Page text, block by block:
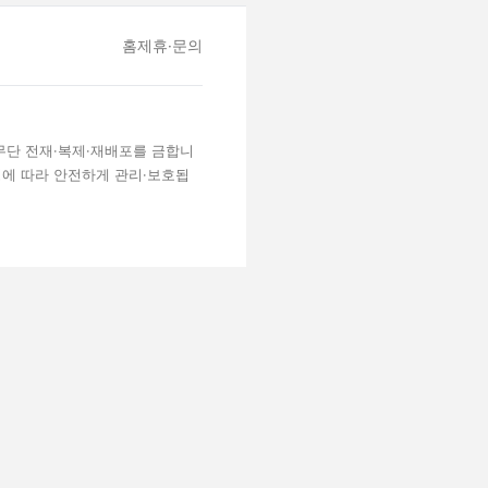
홈제휴·문의
전재·복제·재배포를 금합니
따라 안전하게 관리·보호됩